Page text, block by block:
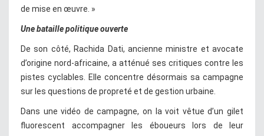
de mise en œuvre. »
Une bataille politique ouverte
De son côté, Rachida Dati, ancienne ministre et avocate
d’origine nord-africaine, a atténué ses critiques contre les
pistes cyclables. Elle concentre désormais sa campagne
sur les questions de propreté et de gestion urbaine.
Dans une vidéo de campagne, on la voit vêtue d’un gilet
fluorescent accompagner les éboueurs lors de leur